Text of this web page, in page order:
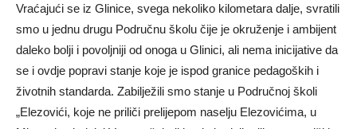
Vraćajući se iz Glinice, svega nekoliko kilometara dalje, svratili
smo u jednu drugu Područnu školu čije je okruženje i ambijent
daleko bolji i povoljniji od onoga u Glinici, ali nema inicijative da
se i ovdje popravi stanje koje je ispod granice pedagoških i
životnih standarda. Zabilježili smo stanje u Područnoj školi
„Elezovići, koje ne priliči prelijepom naselju Elezovićima, u